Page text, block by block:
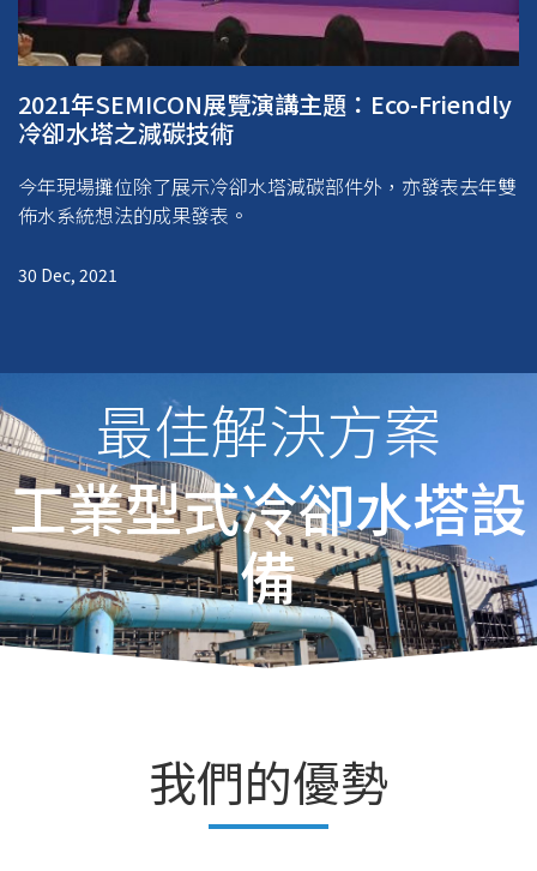
2021年SEMICON展覽演講主題：Eco-Friendly
冷卻水塔之減碳技術
今年現場攤位除了展示冷卻水塔減碳部件外，亦發表去年雙
佈水系統想法的成果發表。
30 Dec, 2021
最佳解決方案
工業型式冷卻水塔設
備
我們的優勢